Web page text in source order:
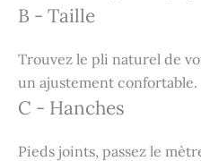
B - Taille
Trouvez le pli naturel de
un ajustement confortable.
C - Hanches
Pieds joints, passez le